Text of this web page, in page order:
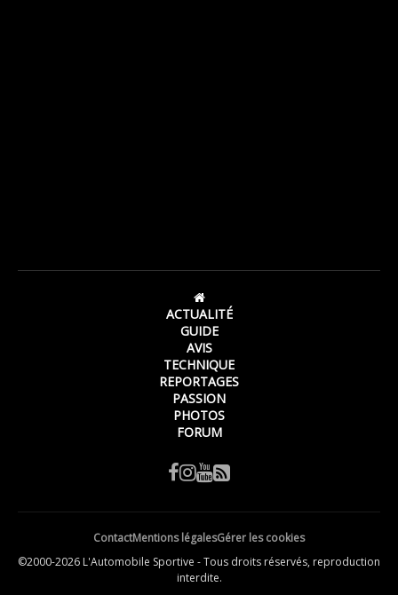
ACTUALITÉ
GUIDE
AVIS
TECHNIQUE
REPORTAGES
PASSION
PHOTOS
FORUM
ContactMentions légalesGérer les cookies
©2000-2026 L'Automobile Sportive - Tous droits réservés, reproduction
interdite.